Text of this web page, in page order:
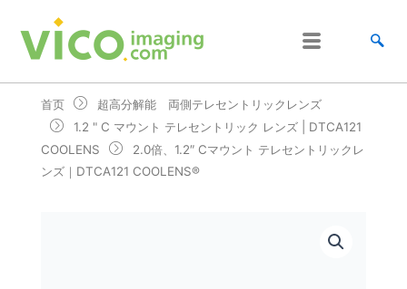
首页
超高分解能 両側テレセントリックレンズ
1.2 " C マウント テレセントリック レンズ | DTCA121
COOLENS
2.0倍、1.2″ Cマウント テレセントリックレ
ンズ｜DTCA121 COOLENS®